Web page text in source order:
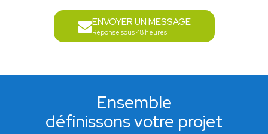
ENVOYER UN MESSAGE
Réponse sous 48 heures
Ensemble
définissons votre projet